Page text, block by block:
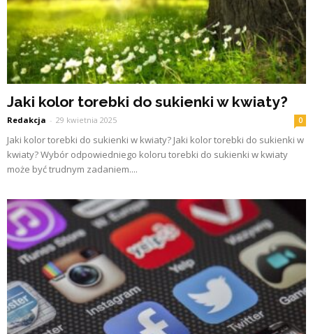
Jaki kolor torebki do sukienki w kwiaty?
Redakcja - 29 kwietnia 2025 0
Jaki kolor torebki do sukienki w kwiaty? Jaki kolor torebki do sukienki w
kwiaty? Wybór odpowiedniego koloru torebki do sukienki w kwiaty
może być trudnym zadaniem....